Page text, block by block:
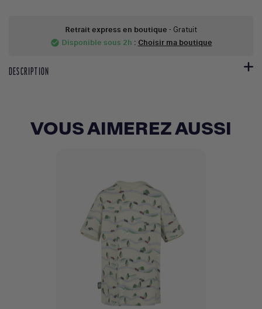
Retrait express en boutique - Gratuit
check_circle Disponible sous 2h : Choisir ma boutique
DESCRIPTION
VOUS AIMEREZ AUSSI